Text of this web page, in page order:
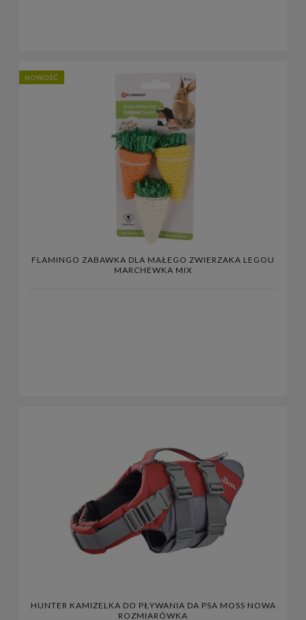
FLAMINGO ZABAWKA DLA MAŁEGO ZWIERZAKA LEGOU
MARCHEWKA MIX
NOWOŚĆ
HUNTER KAMIZELKA DO PŁYWANIA DA PSA MOSS NOWA
ROZMIARÓWKA